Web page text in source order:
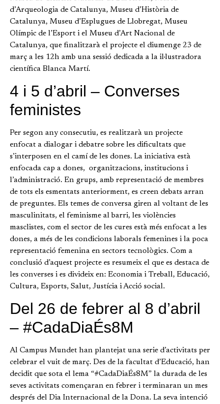
d’Arqueologia de Catalunya, Museu d’Història de
Catalunya, Museu d’Esplugues de Llobregat, Museu
Olímpic de l’Esport i el Museu d’Art Nacional de
Catalunya, que finalitzarà el projecte el diumenge 23 de
març a les 12h amb una sessió dedicada a la il·lustradora
científica Blanca Martí.
4 i 5 d’abril – Converses
feministes
Per segon any consecutiu, es realitzarà un projecte
enfocat a dialogar i debatre sobre les dificultats que
s’interposen en el camí de les dones. La iniciativa està
enfocada cap a dones, organitzacions, institucions i
l’administració. En grups, amb representació de membres
de tots els esmentats anteriorment, es creen debats arran
de preguntes. Els temes de conversa giren al voltant de les
masculinitats, el feminisme al barri, les violències
masclistes, com el sector de les cures està més enfocat a les
dones, a més de les condicions laborals femenines i la poca
representació femenina en sectors tecnològics. Com a
conclusió d’aquest projecte es resumeix el que es destaca de
les converses i es divideix en: Economia i Treball, Educació,
Cultura, Esports, Salut, Justícia i Acció social.
Del 26 de febrer al 8 d’abril
– #CadaDiaÉs8M
Al Campus Mundet han plantejat una serie d’activitats per
celebrar el vuit de març. Des de la facultat d’Educació, han
decidit que sota el lema “#CadaDiaÉs8M” la durada de les
seves activitats començaran en febrer i terminaran un mes
després del Dia Internacional de la Dona. La seva intenció